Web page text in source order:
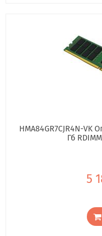
HMA84GR7CJR4N-VK
Гб
5